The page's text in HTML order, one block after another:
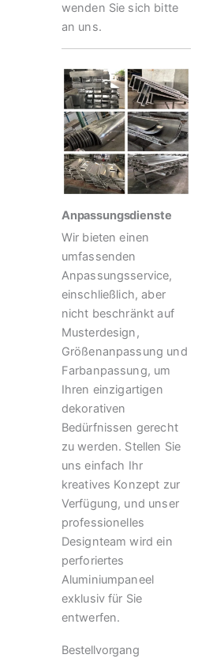
wenden Sie sich bitte
an uns.
Anpassungsdienste
Wir bieten einen
umfassenden
Anpassungsservice,
einschließlich, aber
nicht beschränkt auf
Musterdesign,
Größenanpassung und
Farbanpassung, um
Ihren einzigartigen
dekorativen
Bedürfnissen gerecht
zu werden. Stellen Sie
uns einfach Ihr
kreatives Konzept zur
Verfügung, und unser
professionelles
Designteam wird ein
perforiertes
Aluminiumpaneel
exklusiv für Sie
entwerfen.
Bestellvorgang